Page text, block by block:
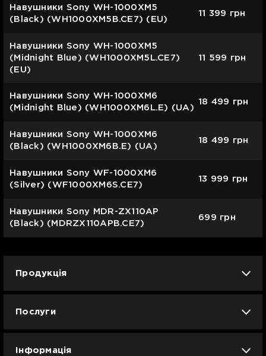
Навушники Sony WH-1000XM5
(Black) (WH1000XM5B.CE7) (EU)
11 399 грн
Навушники Sony WH-1000XM5
(Midnight Blue) (WH1000XM5L.CE7)
(EU)
11 599 грн
Навушники Sony WH-1000XM6
(Midnight Bluе) (WH1000XM6L.E) (UA)
18 499 грн
Навушники Sony WH-1000XM6
(Black) (WH1000XM6B.E) (UA)
18 499 грн
Навушники Sony WF-1000XM6
(Silver) (WF1000XM6S.CE7)
13 999 грн
Навушники Sony MDR-ZX110AP
(Black) (MDRZX110APB.CE7)
699 грн
Продукція
Apple б/у
Послуги
Інформація